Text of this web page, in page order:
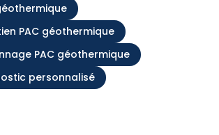
PAC géothermique
PAC géothermique
personnalisé